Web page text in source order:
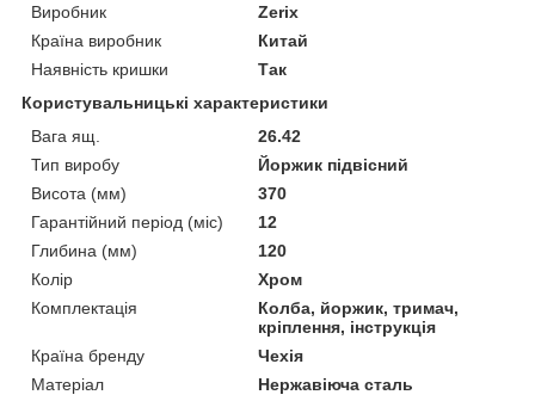
Виробник
Zerix
Країна виробник
Китай
Наявність кришки
Так
Користувальницькі характеристики
Вага ящ.
26.42
Тип виробу
Йоржик підвісний
Висота (мм)
370
Гарантійний період (міс)
12
Глибина (мм)
120
Колір
Хром
Комплектація
Колба, йоржик, тримач,
кріплення, інструкція
Країна бренду
Чехія
Матеріал
Нержавіюча сталь